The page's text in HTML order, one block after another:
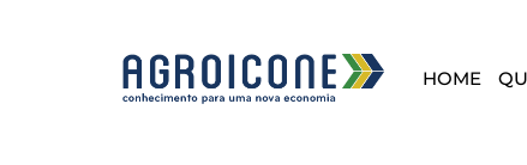
HOME